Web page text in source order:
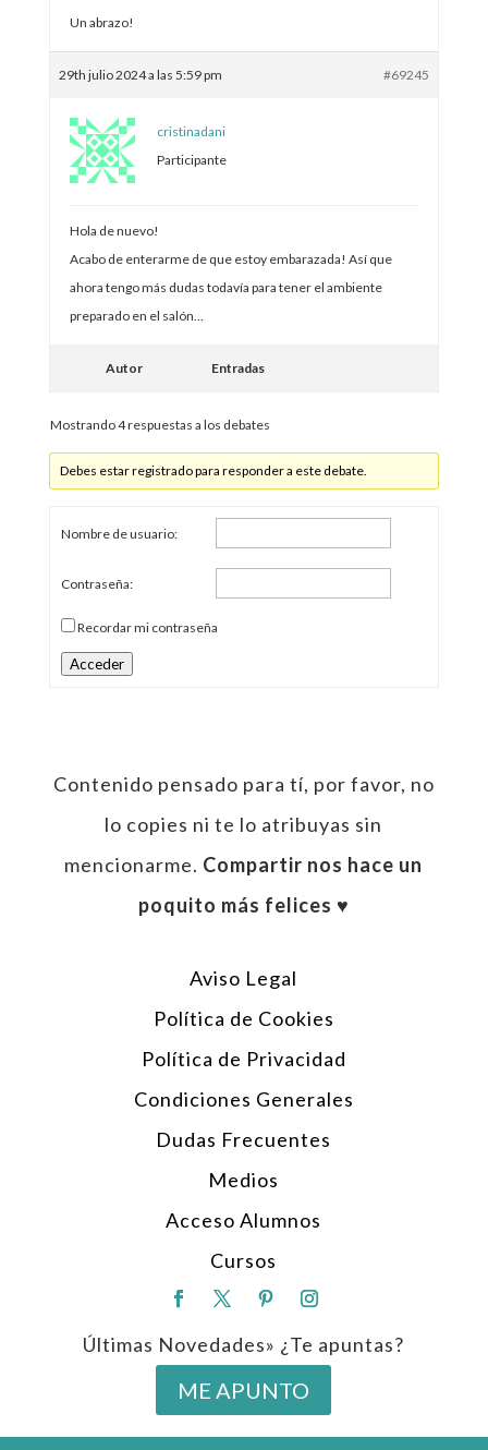
Un abrazo!
29th julio 2024 a las 5:59 pm #69245
cristinadani
Participante
Hola de nuevo!
Acabo de enterarme de que estoy embarazada! Así que
ahora tengo más dudas todavía para tener el ambiente
preparado en el salón…
Autor Entradas
Mostrando 4 respuestas a los debates
Debes estar registrado para responder a este debate.
Nombre de usuario:
Contraseña:
Recordar mi contraseña
Acceder
Contenido pensado para tí, por favor, no
lo copies ni te lo atribuyas sin
mencionarme. Compartir nos hace un
poquito más felices ♥︎
Aviso Legal
Política de Cookies
Política de Privacidad
Condiciones Generales
Dudas Frecuentes
Medios
Acceso Alumnos
Cursos
Últimas Novedades» ¿Te apuntas?
ME APUNTO